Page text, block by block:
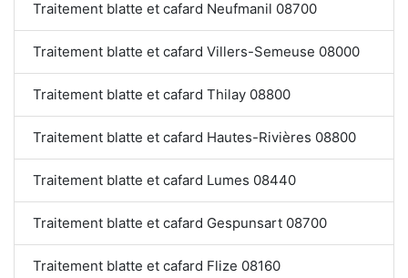
Traitement blatte et cafard Neufmanil 08700
Traitement blatte et cafard Villers-Semeuse 08000
Traitement blatte et cafard Thilay 08800
Traitement blatte et cafard Hautes-Rivières 08800
Traitement blatte et cafard Lumes 08440
Traitement blatte et cafard Gespunsart 08700
Traitement blatte et cafard Flize 08160